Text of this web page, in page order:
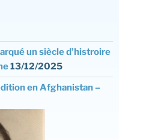
un siècle d’histroire
13/12/2025
en Afghanistan –